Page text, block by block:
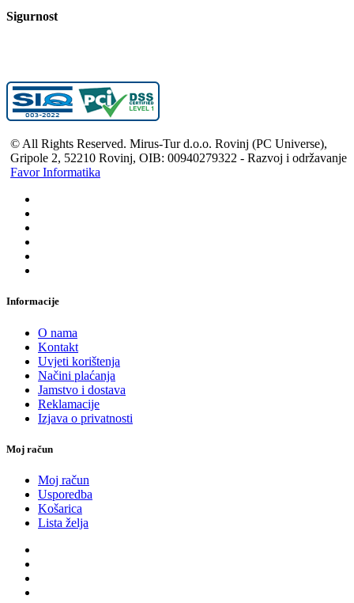
Sigurnost
© All Rights Reserved. Mirus-Tur d.o.o. Rovinj (PC Universe),
Gripole 2, 52210 Rovinj, OIB: 00940279322 - Razvoj i održavanje
Favor Informatika
Informacije
O nama
Kontakt
Uvjeti korištenja
Načini plaćanja
Jamstvo i dostava
Reklamacije
Izjava o privatnosti
Moj račun
Moj račun
Usporedba
Košarica
Lista želja